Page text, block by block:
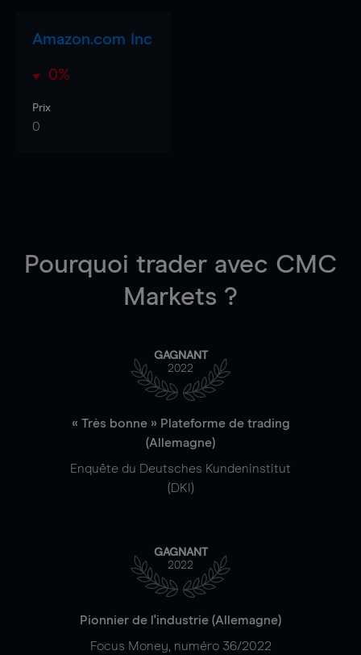
Amazon.com Inc
0%
Prix
0
Pourquoi trader avec CMC
Markets ?
GAGNANT
2022
« Très bonne » Plateforme de trading
(Allemagne)
Enquête du Deutsches Kundeninstitut
(DKI)
GAGNANT
2022
Pionnier de l'industrie (Allemagne)
Focus Money, numéro 36/2022